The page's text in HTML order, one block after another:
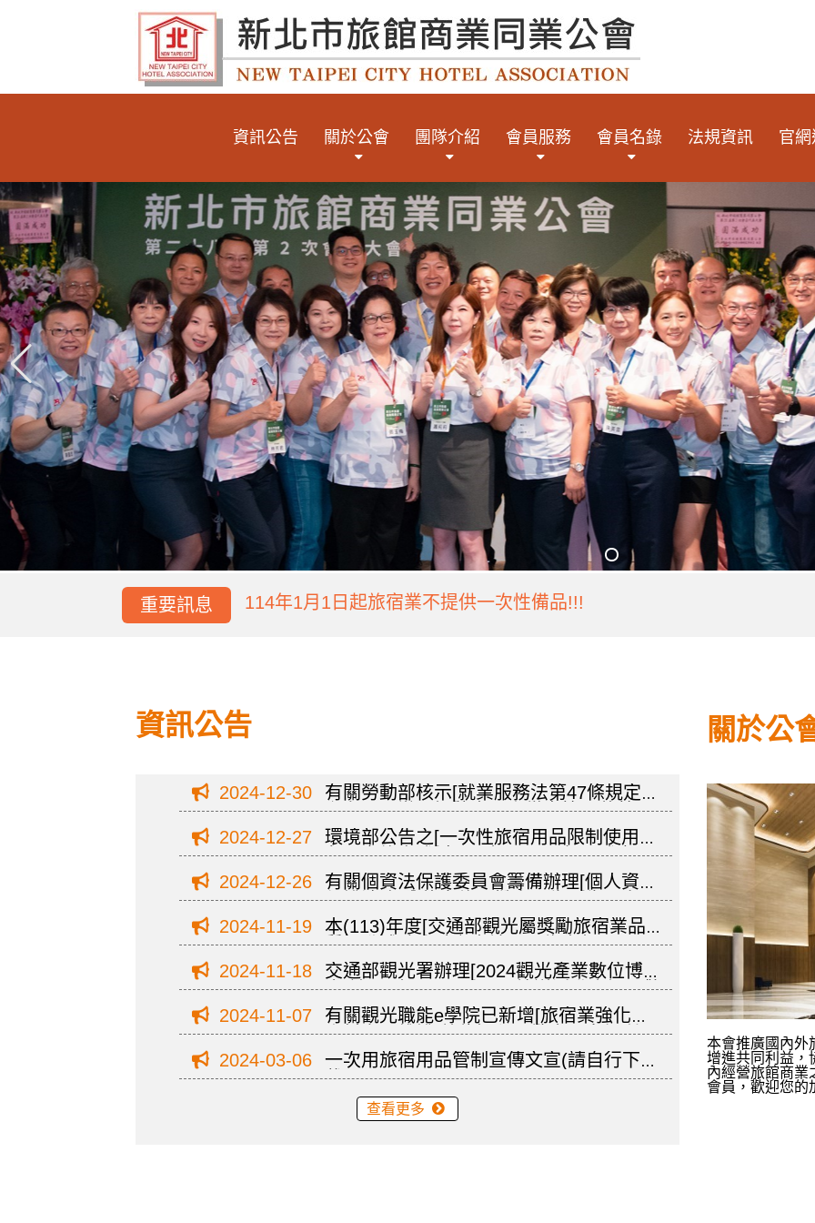
資訊公告 關於公會 團隊介紹 會員服務 會員名錄 法規資訊 官
重要訊息
114年1月1日起旅宿業不提供一次性備品!!!
114年1月1日起旅宿業不提供一次性備品!!!
資訊公告
2024-12-30
有關勞動部核示[就業服務法第47條規定雇
主在國內辦理招募本國人從事第46條第1
項第11款工作之合理勞動條件薪資基準]一
案，請查照。
2024-12-27
環境部公告之[一次性旅宿用品限制使用對
象及實施方式]自114年1月1日起正式實
施，請貴單位妥為宣傳溝通，請查照。
2024-12-26
有關個資法保護委員會籌備辦理[個人資料
保護法]部分條文修正糙案預告公告一案。
2024-11-19
本(113)年度[交通部觀光屬獎勵旅宿業品
質提升補助要點之申請期限為本年12月15
日，請查照。
2024-11-18
交通部觀光署辦理[2024觀光產業數位博覽
會]於113年12月3-4日，檢送活動資訊，敬
邀貴單位會員參加，請查照。
2024-11-07
有關觀光職能e學院已新增[旅宿業強化個
人料安全維護]數位課程，請會員多加利
用。
2024-03-06
一次用旅宿用品管制宣傳文宣(請自行下
載)
查看更多
關於公
本會推廣國內外
增進共同利益，
內經營旅館商業
會員，歡迎您的